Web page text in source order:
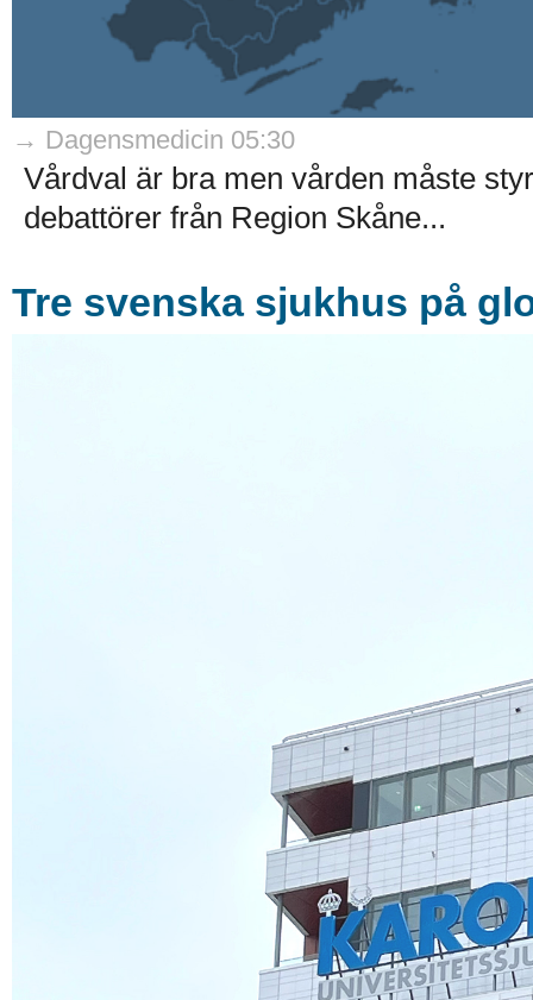
→ Dagensmedicin 05:30
Vårdval är bra men vården måste
debattörer från Region Skåne...
Tre svenska sjukhus på